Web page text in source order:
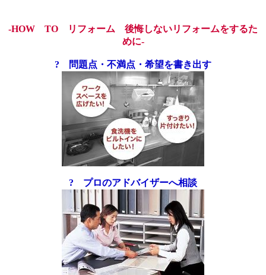
-HOW TO リフォーム 後悔しないリフォームをするた
めに-
? 問題点・不満点・希望を書き出す
? プロのアドバイザーへ相談